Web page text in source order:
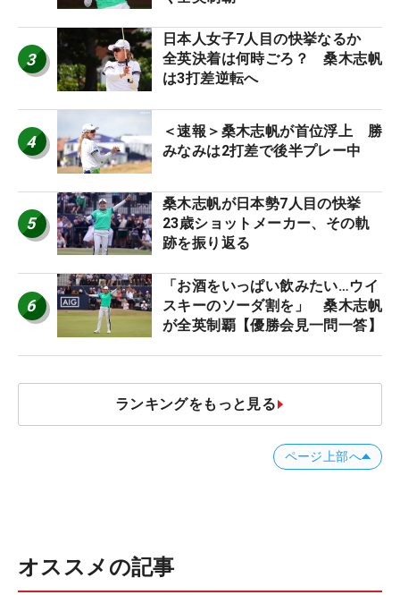
3
日本人女子7人目の快挙なるか
全英決着は何時ごろ？ 桑木志帆
は3打差逆転へ
4
＜速報＞桑木志帆が首位浮上 勝
みなみは2打差で後半プレー中
5
桑木志帆が日本勢7人目の快挙
23歳ショットメーカー、その軌
跡を振り返る
6
「お酒をいっぱい飲みたい…ウイ
スキーのソーダ割を」 桑木志帆
が全英制覇【優勝会見一問一答】
ランキングをもっと見る
ページ上部へ
オススメの記事